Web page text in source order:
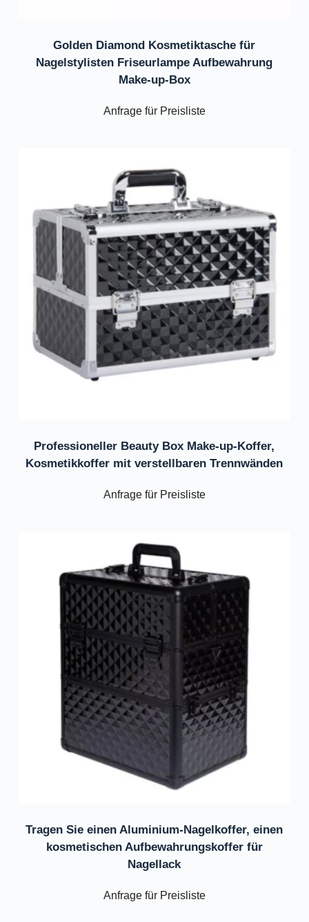
Golden Diamond Kosmetiktasche für
Nagelstylisten Friseurlampe Aufbewahrung
Make-up-Box
Anfrage für Preisliste
Professioneller Beauty Box Make-up-Koffer,
Kosmetikkoffer mit verstellbaren Trennwänden
Anfrage für Preisliste
Tragen Sie einen Aluminium-Nagelkoffer, einen
kosmetischen Aufbewahrungskoffer für
Nagellack
Anfrage für Preisliste